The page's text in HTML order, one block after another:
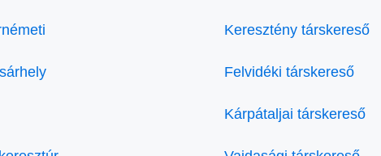
Keresztény társkereső
Felvidéki társkereső
Kárpátaljai társkereső